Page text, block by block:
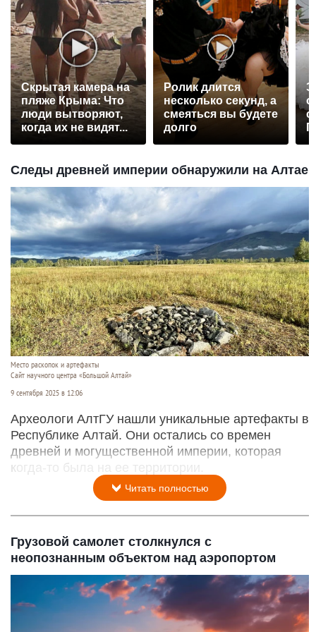
Скрытая камера на
пляже Крыма: Что
люди вытворяют,
когда их не видят...
Ролик длится
несколько секунд, а
смеяться вы будете
долго
Следы древней империи обнаружили на Алтае
Место раскопок и артефакты
Сайт научного центра «Большой Алтай»
9 сентября 2025 в 12:06
Археологи АлтГУ нашли уникальные артефакты в
Республике Алтай. Они остались со времен
древней и могущественной империи, которая
когда-то была на ее территории.
Читать полностью
Грузовой самолет столкнулся с
неопознанным объектом над аэропортом